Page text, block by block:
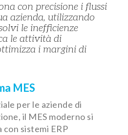
con precisione i flussi
azienda, utilizzando
le inefficienze
le attività di
i margini di
MES
per le aziende di
il MES moderno si
con sistemi ERP